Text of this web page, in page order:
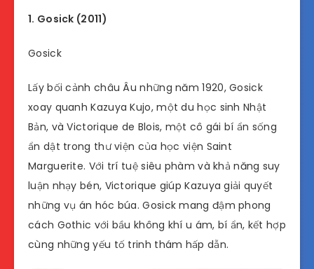
1. Gosick (2011)
Gosick
Lấy bối cảnh châu Âu những năm 1920, Gosick
xoay quanh Kazuya Kujo, một du học sinh Nhật
Bản, và Victorique de Blois, một cô gái bí ẩn sống
ẩn dật trong thư viện của học viện Saint
Marguerite. Với trí tuệ siêu phàm và khả năng suy
luận nhạy bén, Victorique giúp Kazuya giải quyết
những vụ án hóc búa. Gosick mang đậm phong
cách Gothic với bầu không khí u ám, bí ẩn, kết hợp
cùng những yếu tố trinh thám hấp dẫn.